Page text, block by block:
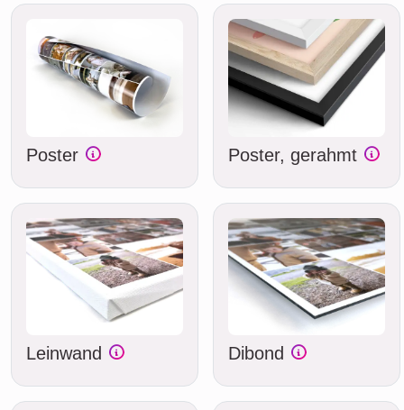
Poster Poster, gerahmt
Leinwand Dibond